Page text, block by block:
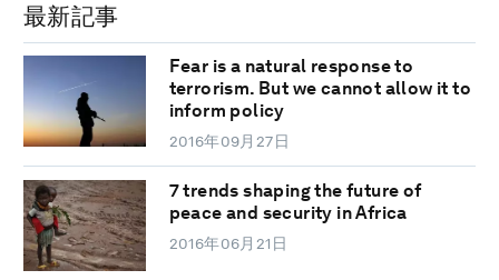
最新記事
Fear is a natural response to
terrorism. But we cannot allow it to
inform policy
2016年09月27日
7 trends shaping the future of
peace and security in Africa
2016年06月21日